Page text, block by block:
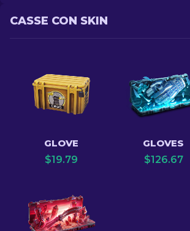
CASSE CON SKIN
GLOVE
$19.79
GLOVES
$126.67